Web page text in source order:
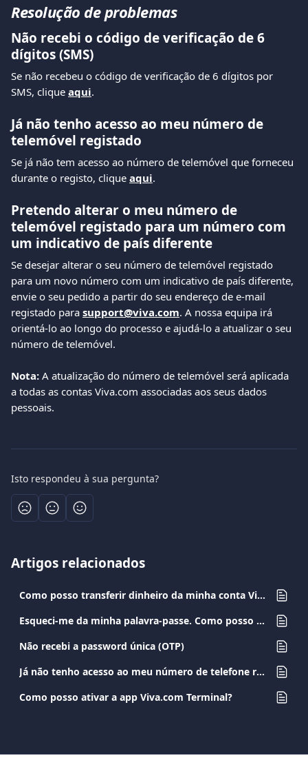
Resolução de problemas
Não recebi o código de verificação de 6
dígitos (SMS)
Se não recebeu o código de verificação de 6 dígitos por
SMS, clique aqui.
Já não tenho acesso ao meu número de
telemóvel registado
Se já não tem acesso ao número de telemóvel que forneceu
durante o registo, clique aqui.
Pretendo alterar o meu número de
telemóvel registado para um número com
um indicativo de país diferente
Se desejar alterar o seu número de telemóvel registado
para um novo número com um indicativo de país diferente,
envie o seu pedido a partir do seu endereço de e-mail
registado para support@viva.com. A nossa equipa irá
orientá-lo ao longo do processo e ajudá-lo a atualizar o seu
número de telemóvel.
Nota: A atualização do número de telemóvel será aplicada
a todas as contas Viva.com associadas aos seus dados
pessoais.
Isto respondeu à sua pergunta?
Artigos relacionados
Como posso transferir dinheiro da minha conta Viva.com para outra conta Viva.com?
Esqueci-me da minha palavra-passe. Como posso redefini-la?
Não recebi a password única (OTP)
Já não tenho acesso ao meu número de telefone registado. Como posso alterá-lo?
Como posso ativar a app Viva.com Terminal?